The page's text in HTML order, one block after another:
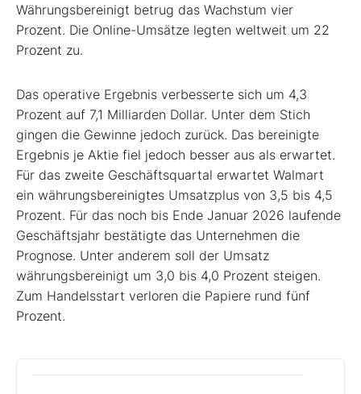
Währungsbereinigt betrug das Wachstum vier
Prozent. Die Online-Umsätze legten weltweit um 22
Prozent zu.
Das operative Ergebnis verbesserte sich um 4,3
Prozent auf 7,1 Milliarden Dollar. Unter dem Stich
gingen die Gewinne jedoch zurück. Das bereinigte
Ergebnis je Aktie fiel jedoch besser aus als erwartet.
Für das zweite Geschäftsquartal erwartet Walmart
ein währungsbereinigtes Umsatzplus von 3,5 bis 4,5
Prozent. Für das noch bis Ende Januar 2026 laufende
Geschäftsjahr bestätigte das Unternehmen die
Prognose. Unter anderem soll der Umsatz
währungsbereinigt um 3,0 bis 4,0 Prozent steigen.
Zum Handelsstart verloren die Papiere rund fünf
Prozent.